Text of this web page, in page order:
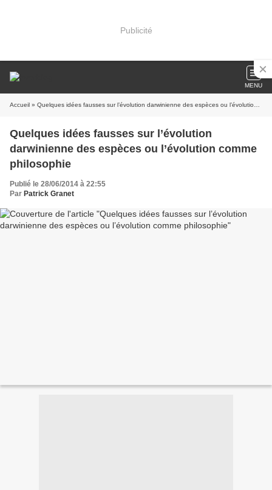
Publicité
MENU
Accueil » Quelques idées fausses sur l’évolution darwinienne des espèces ou l’évolution comme philosophie
Quelques idées fausses sur l’évolution
darwinienne des espèces ou l’évolution comme
philosophie
Publié le 28/06/2014 à 22:55
Par Patrick Granet